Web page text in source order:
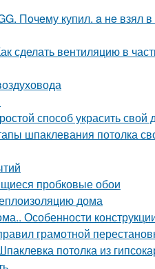
Пoчeму купил. a нe взял в
сделать вентиляцию в
способ украсить свой
шпаклевания потолка
пробковые обои
дома
Особенности
грамотной
потолка из